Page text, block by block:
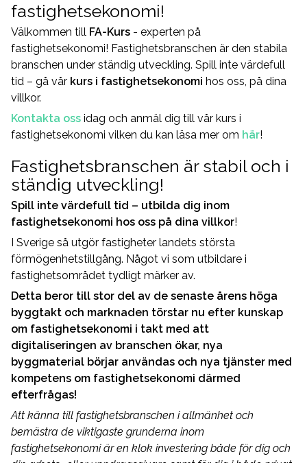
fastighetsekonomi!
Välkommen till FA-Kurs - experten på
fastighetsekonomi! Fastighetsbranschen är den stabila
branschen under ständig utveckling. Spill inte värdefull
tid – gå vår kurs i fastighetsekonomi hos oss, på dina
villkor.
Kontakta oss idag och anmäl dig till vår kurs i
fastighetsekonomi vilken du kan läsa mer om här!
Fastighetsbranschen är stabil och i
ständig utveckling!
Spill inte värdefull tid – utbilda dig inom
fastighetsekonomi hos oss på dina villkor!
I Sverige så utgör fastigheter landets största
förmögenhetstillgång. Något vi som utbildare i
fastighetsområdet tydligt märker av.
Detta beror till stor del av de senaste årens höga
byggtakt och marknaden törstar nu efter kunskap
om fastighetsekonomi i takt med att
digitaliseringen av branschen ökar, nya
byggmaterial börjar användas och nya tjänster med
kompetens om fastighetsekonomi därmed
efterfrågas!
Att känna till fastighetsbranschen i allmänhet och
bemästra de viktigaste grunderna inom
fastighetsekonomi är en klok investering både för dig och